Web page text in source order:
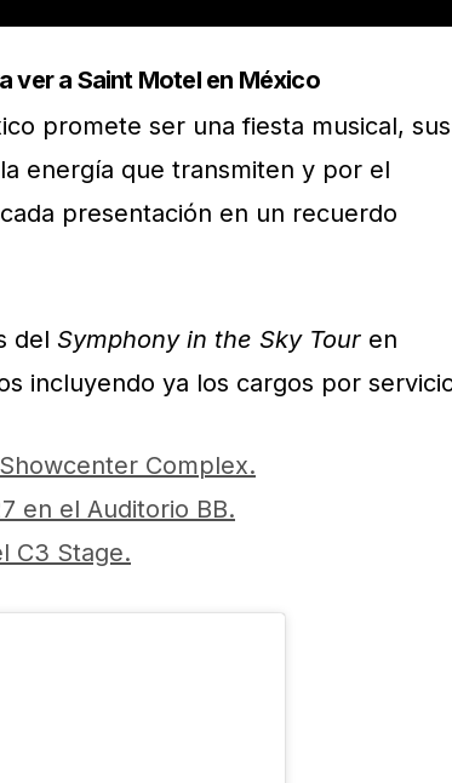
ver a Saint Motel en México
promete ser una fiesta musical, sus
energía que transmiten y por el
presentación en un recuerdo
del Symphony in the Sky Tour en
incluyendo ya los cargos por
Complex.
en el Auditorio BB.
C3 Stage.